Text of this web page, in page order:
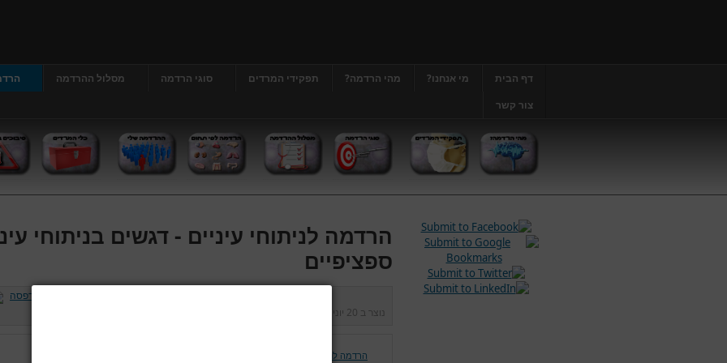
דף הבית מי אנחנו? מהי הרדמה? תפקידי המרדים סוגי הרדמה מסלול ההרדמה
צור קשר
הרדמה לניתוחי עיניים - דגשים בניתוחי
ספציפיים
נוצר ב 20 יוני 2013
הרדמה לניתוחי עיניים